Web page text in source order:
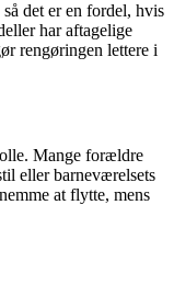
det er en fordel, hvis
har aftagelige
rengøringen lettere i
Mange forældre
eller barneværelsets
at flytte, mens